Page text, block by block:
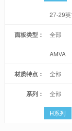
27-29
面板类型： 全部
AMVA
材质特点： 全部
系列： 全部
H系列